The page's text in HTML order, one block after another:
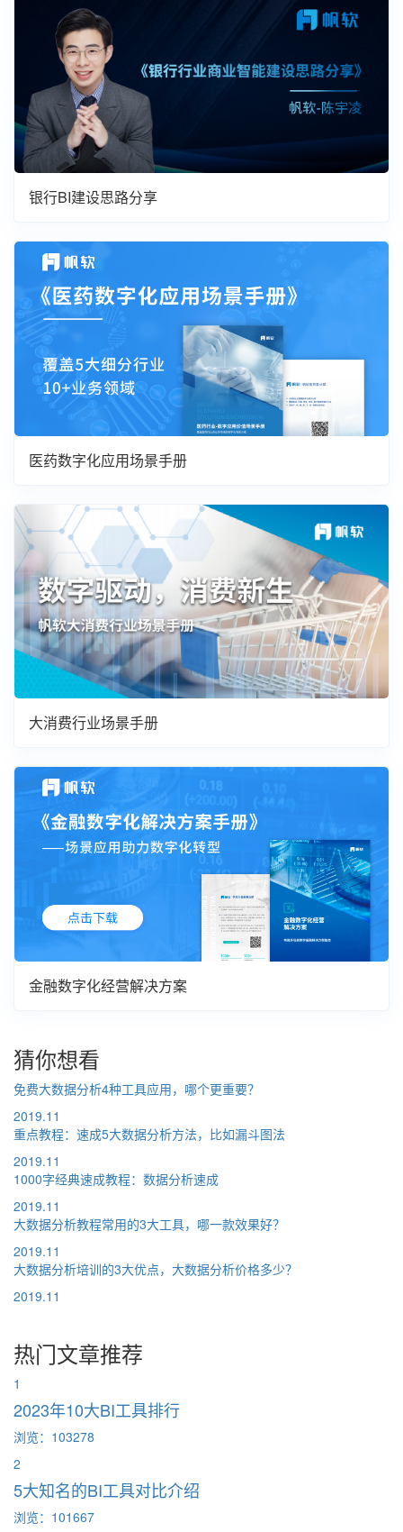
银行BI建设思路分享
医药数字化应用场景手册
大消费行业场景手册
金融数字化经营解决方案
猜你想看
免费大数据分析4种工具应用，哪个更重要？
2019.11
重点教程：速成5大数据分析方法，比如漏斗图法
2019.11
1000字经典速成教程：数据分析速成
2019.11
大数据分析教程常用的3大工具，哪一款效果好？
2019.11
大数据分析培训的3大优点，大数据分析价格多少？
2019.11
热门文章推荐
1
2023年10大BI工具排行
浏览：103278
2
5大知名的BI工具对比介绍
浏览：101667